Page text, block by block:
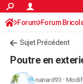
ACTUALITÉS
Politique
Société
Faits Divers
Education
Monde
Villes
+
FINANCE
Forum Forum
Charpente, toiture,
Sujet Précédent
Poutre en
nanard93-